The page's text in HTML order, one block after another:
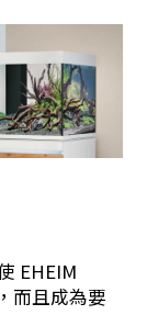
EHEIM
而且成為要